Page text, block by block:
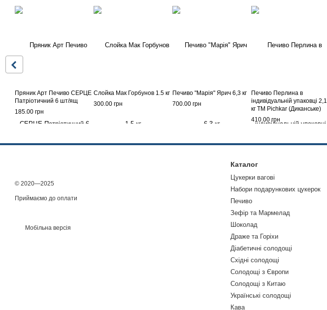
Пряник Арт Печиво СЕРЦЕ
Патріотичний 6 шт/ящ
185.00 грн
Слойка Мак Горбунов 1.5 кг
300.00 грн
Печиво "Марія" Ярич 6,3 кг
700.00 грн
Печиво Перлина в
індивідуальній упаковці 2,1
кг ТМ Pichkar (Диканське)
410.00 грн
© 2020—2025
Приймаємо до оплати
Мобільна версія
Каталог
Цукерки вагові
Набори подарункових цукерок
Печиво
Зефір та Мармелад
Шоколад
Драже та Горіхи
Діабетичні солодощі
Східні солодощі
Солодощі з Європи
Солодощі з Китаю
Українські солодощі
Кава